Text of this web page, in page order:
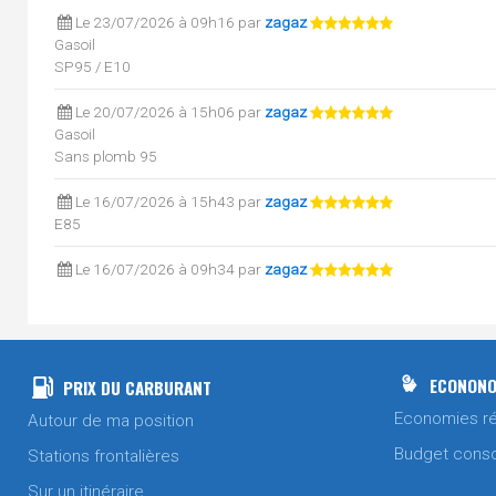
Le 23/07/2026 à 09h16 par zagaz
Gasoil
SP95 / E10
Le 20/07/2026 à 15h06 par zagaz
Gasoil
Sans plomb 95
Le 16/07/2026 à 15h43 par zagaz
E85
Le 16/07/2026 à 09h34 par zagaz
Le 13/07/2026 à 12h05 par
Le 13/07/2026 à 08h59 par
PRIX DU CARBURANT
Autour de ma position
Stations frontalières
Sur un itinéraire
Economies
Budget